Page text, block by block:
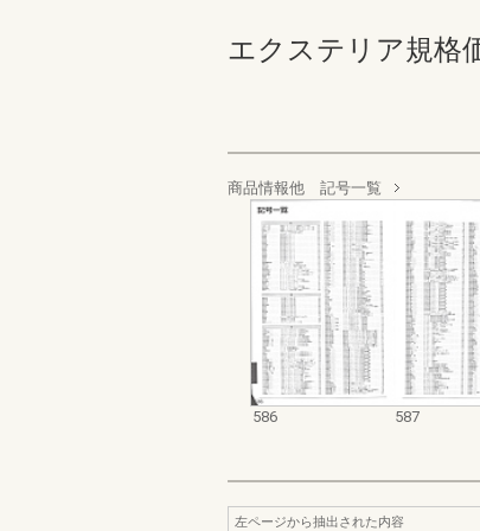
エクステリア規格
商品情報他 記号一覧
586 587
左ページから抽出された内容